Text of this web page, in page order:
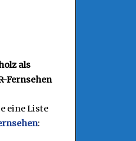
als
Fernsehen
eine Liste
: